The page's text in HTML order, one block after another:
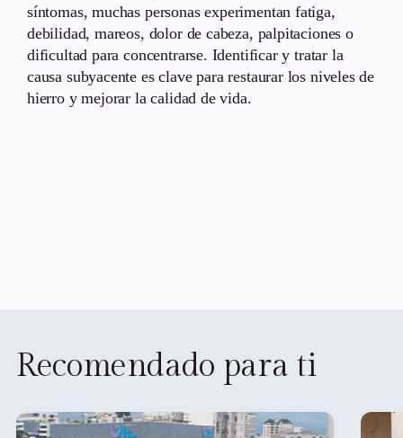
síntomas, muchas personas experimentan fatiga,
debilidad, mareos, dolor de cabeza, palpitaciones o
dificultad para concentrarse. Identificar y tratar la
causa subyacente es clave para restaurar los niveles de
hierro y mejorar la calidad de vida.
Recomendado para ti